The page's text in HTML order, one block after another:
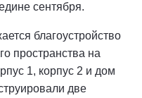
сентября.
благоустройство
пространства на
1, корпус 2 и дом
две